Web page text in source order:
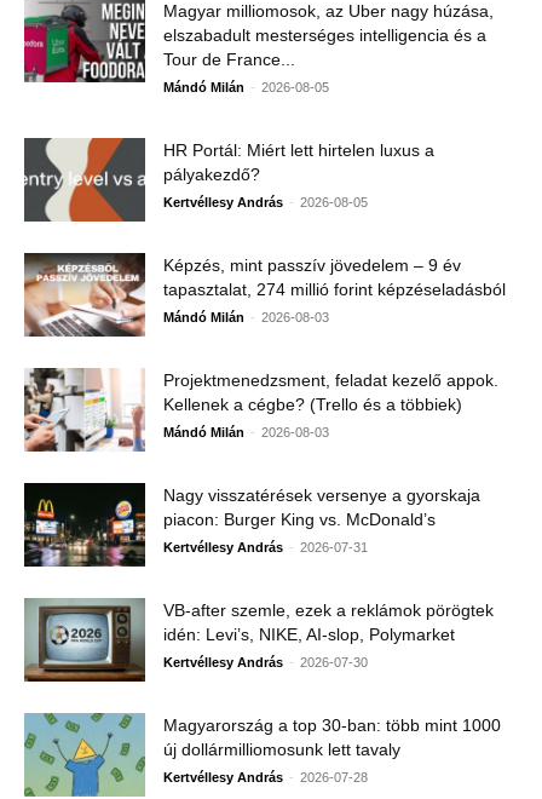
Magyar milliomosok, az Uber nagy húzása,
elszabadult mesterséges intelligencia és a
Tour de France...
Mándó Milán - 2026-08-05
HR Portál: Miért lett hirtelen luxus a
pályakezdő?
Kertvéllesy András - 2026-08-05
Képzés, mint passzív jövedelem – 9 év
tapasztalat, 274 millió forint képzéseladásból
Mándó Milán - 2026-08-03
Projektmenedzsment, feladat kezelő appok.
Kellenek a cégbe? (Trello és a többiek)
Mándó Milán - 2026-08-03
Nagy visszatérések versenye a gyorskaja
piacon: Burger King vs. McDonald’s
Kertvéllesy András - 2026-07-31
VB-after szemle, ezek a reklámok pörögtek
idén: Levi’s, NIKE, AI-slop, Polymarket
Kertvéllesy András - 2026-07-30
Magyarország a top 30-ban: több mint 1000
új dollármilliomosunk lett tavaly
Kertvéllesy András - 2026-07-28